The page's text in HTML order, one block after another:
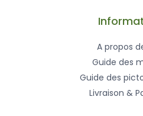
-
i
A propos
Guide des
Guide des
Livraison &